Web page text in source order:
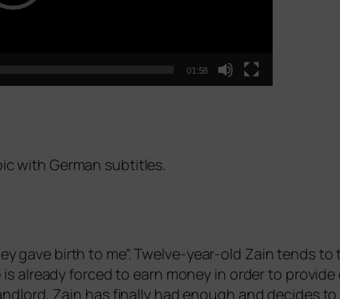
01:58
with German subtitles.
gave birth to me”. Twelve-year-old Zain tends
alre­a­dy forced to earn money in order to
Zain has final­ly had enough and deci­des